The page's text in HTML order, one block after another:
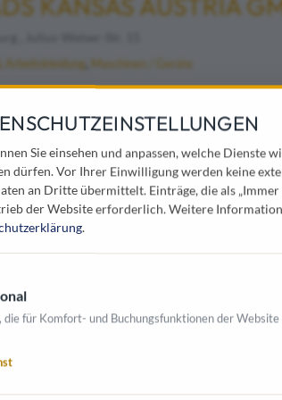
Arbeitskleidung Maschinen / Geräte
JEREMIAS
, Johannesfeldstr. 9
& Recycling Arbeitsschutz & Arbeitskleidung
Sport- & Spielplatzbau
BAUMARKT GMBH
Sie einsehen und anpassen, welche Dienste
dürfen. Vor Ihrer Einwilligung werden keine
an Dritte übermittelt. Einträge, die als
der Website erforderlich.Weitere
.
die für Komfort- und Buchungsfunktionen der